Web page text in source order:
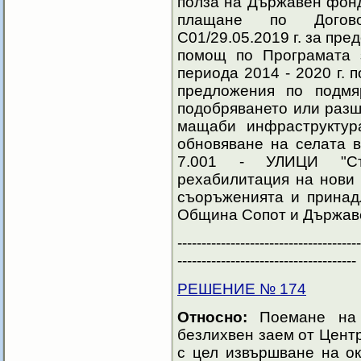
плащане по
С01/29.05.2019 г. за
помощ по Програмата
периода 2014 - 2020 г.
предложения по
подобряването или
мащаби
обновяване на селата
7.001 - УЛИЦИ
рехабилитация на
съоръженията и
Община Сопот и
-------------------------------------
РЕШЕНИЕ № 174
Относно: Поемане на
безлихвен заем от
с цел извършване на